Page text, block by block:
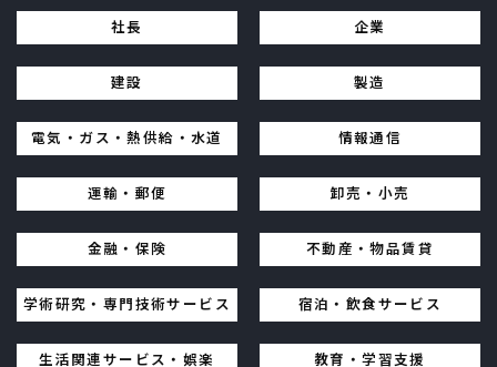
社長 企業
建設 製造
電気・ガス・熱供給・水道 情報通信
運輸・郵便 卸売・小売
金融・保険 不動産・物品賃貸
学術研究・専門技術サービス 宿泊・飲食サービス
生活関連サービス・娯楽 教育・学習支援